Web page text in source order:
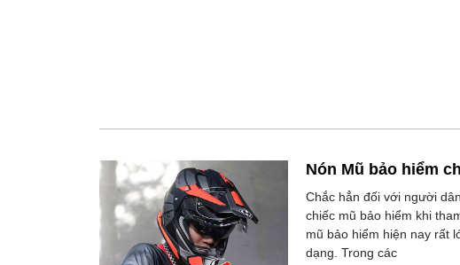
Nón Mũ bảo hiểm
Chắc hẳn đối với người
chiếc mũ bảo hiểm khi
mũ bảo hiểm hiện nay rất
dạng. Trong các